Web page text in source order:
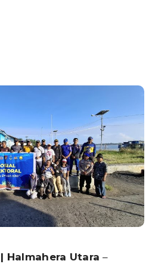
| Halmahera Utara –